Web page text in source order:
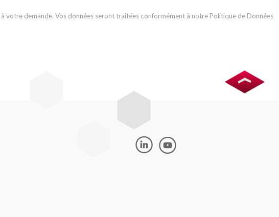
votre demande. Vos données seront traitées conformément à notre Politique de Données
Image Image